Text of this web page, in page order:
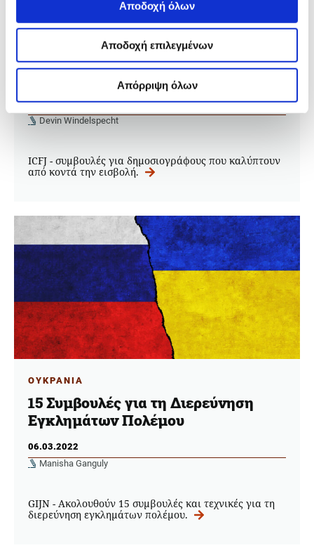
Αποδοχή όλων
Αποδοχή επιλεγμένων
Απόρριψη όλων
ΟΥΚΡΑΝΙΑ
Συμβουλές για το ρεπορτάζ σχετικά
με την εισβολή της Ρωσίας στην
07.03.2022
Devin Windelspecht
ICFJ - συμβουλές για δημοσιογράφους που καλύπτουν
από κοντά την εισβολή.
ΟΥΚΡΑΝΙΑ
15 Συμβουλές για τη Διερεύνηση
Εγκλημάτων Πολέμου
06.03.2022
Manisha Ganguly
GIJN - Ακολουθούν 15 συμβουλές και τεχνικές για τη
διερεύνηση εγκλημάτων πολέμου.